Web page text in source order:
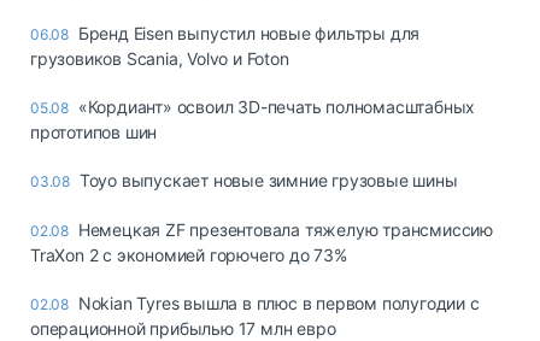
06.08 Бренд Eisen выпустил новые фильтры для
грузовиков Scania, Volvo и Foton
05.08 «Кордиант» освоил 3D-печать полномасштабных
прототипов шин
03.08 Toyo выпускает новые зимние грузовые шины
02.08 Немецкая ZF презентовала тяжелую трансмиссию
TraXon 2 с экономией горючего до 73%
02.08 Nokian Tyres вышла в плюс в первом полугодии с
операционной прибылью 17 млн евро